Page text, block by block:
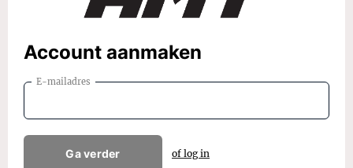
Account aanmaken
E-mailadres
Ga verder of log in